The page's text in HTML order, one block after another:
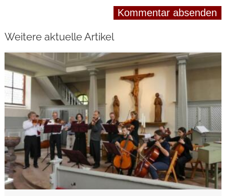
Weitere aktuelle Artikel
weiterlesen